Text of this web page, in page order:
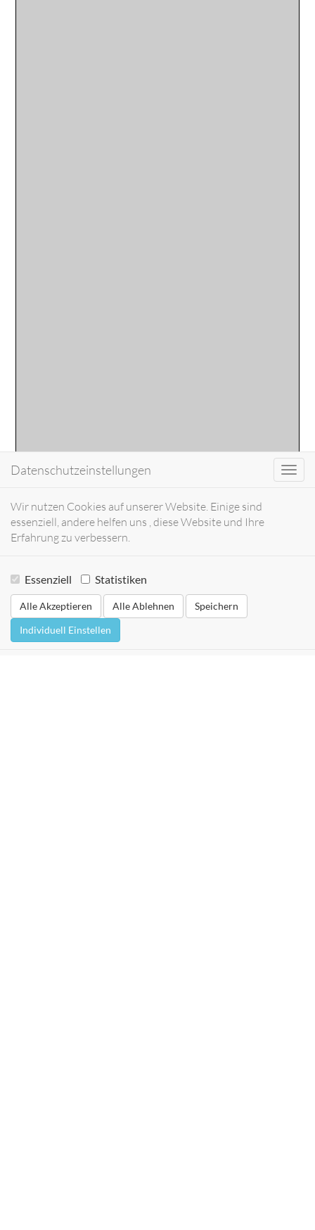
Datenschutzeinstellungen
Wir nutzen Cookies auf unserer Website. Einige sind
essenziell, andere helfen uns , diese Website und Ihre
Erfahrung zu verbessern.
Essenziell Statistiken
Alle Akzeptieren Alle Ablehnen
Speichern
Individuell Einstellen